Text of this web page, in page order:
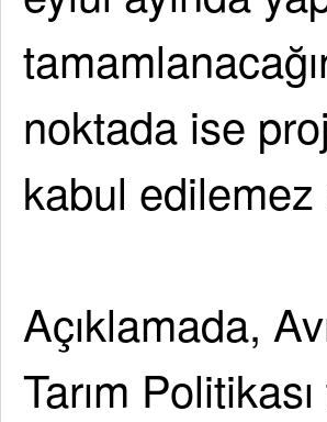
noktada ise
kabul
Açıklamada,
Tarım